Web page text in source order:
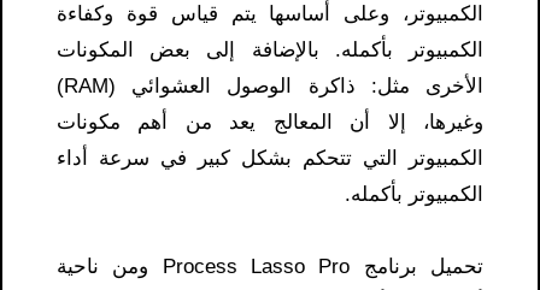
الكمبيوتر، وعلى أساسها يتم قياس قوة وكفاءة
الكمبيوتر بأكمله. بالإضافة إلى بعض المكونات
الأخرى مثل: ذاكرة الوصول العشوائي (RAM)
وغيرها، إلا أن المعالج يعد من أهم مكونات
الكمبيوتر التي تتحكم بشكل كبير في سرعة أداء
الكمبيوتر بأكمله.
تحميل برنامج Process Lasso Pro ومن ناحية